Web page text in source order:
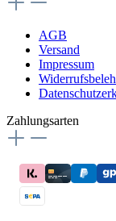
AGB
Versand
Impressum
Zahlungsarten